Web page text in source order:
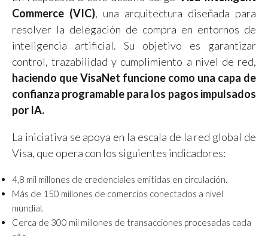
Commerce (VIC), una arquitectura diseñada para
resolver la delegación de compra en entornos de
inteligencia artificial. Su objetivo es garantizar
control, trazabilidad y cumplimiento a nivel de red,
haciendo que VisaNet funcione como una capa de
confianza programable para los pagos impulsados
por IA.
La iniciativa se apoya en la escala de la red global de
Visa, que opera con los siguientes indicadores:
4,8 mil millones de credenciales emitidas en circulación.
Más de 150 millones de comercios conectados a nivel
mundial.
Cerca de 300 mil millones de transacciones procesadas cada